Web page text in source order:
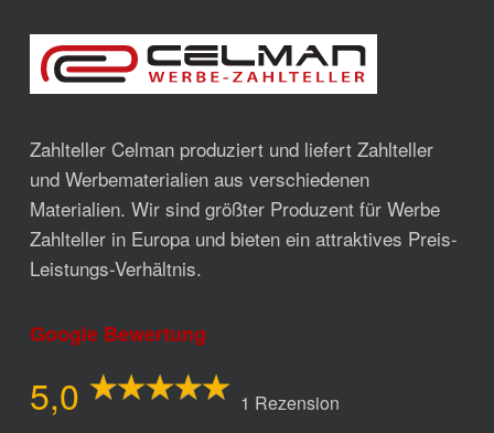
Zahlteller Celman produziert und liefert Zahlteller
und Werbematerialien aus verschiedenen
Materialien. Wir sind größter Produzent für Werbe
Zahlteller in Europa und bieten ein attraktives Preis-
Leistungs-Verhältnis.
Google Bewertung
5,0 1 Rezension